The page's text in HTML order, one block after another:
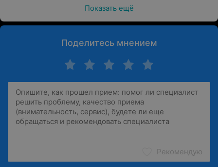
Показать ещё
Поделитесь мнением
Рекомендую